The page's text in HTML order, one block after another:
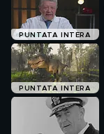
PUNTATA INTERA
PUNTATA INTERA